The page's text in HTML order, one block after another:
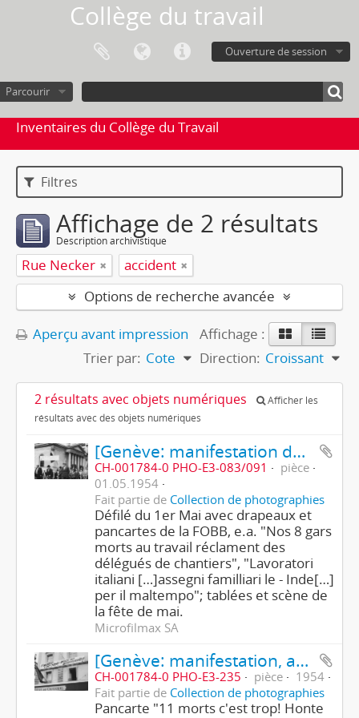
Collège du travail
Ouverture de session
Parcourir
Inventaires du Collège du Travail
Filtres
Affichage de 2 résultats
Description archivistique
Rue Necker
accident
Options de recherche avancée
Aperçu avant impression
Affichage :
Trier par: Cote Direction: Croissant
2 résultats avec objets numériques
Afficher les
résultats avec des objets numériques
[Genève: manifestation du 1er Mai 1954
CH-001784-0 PHO-E3-083/091
pièce
01.05.1954
Fait partie de Collection de photographies
Défilé du 1er Mai avec drapeaux et
pancartes de la FOBB, e.a. "Nos 8 gars
morts au travail réclament des
délégués de chantiers", "Lavoratori
italiani […]assegni familliari le - Inde[…]
per il maltempo"; tablées et scène de
la fête de mai.
Microfilmax SA
[Genève: manifestation, accident de chantier]
CH-001784-0 PHO-E3-235 pièce
1954
Fait partie de Collection de photographies
Pancarte "11 morts c'est trop! Honte